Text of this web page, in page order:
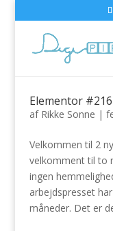
Elementor
af Rikke Sonne |
Velkommen til 2
velkomment til to
ingen
arbejdspresset
måneder. Det er